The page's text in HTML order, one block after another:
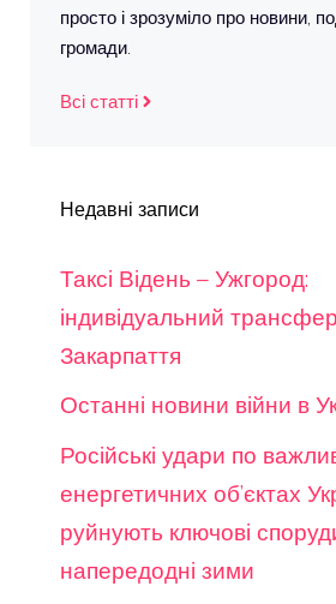
просто і зрозуміло про новини,
громади.
Всі статті
Недавні записи
Таксі Відень – Ужгород:
індивідуальний
Закарпаття
Останні новини війни в
Російські удари по
енергетичних об’єктах
руйнують ключові
напередодні зими